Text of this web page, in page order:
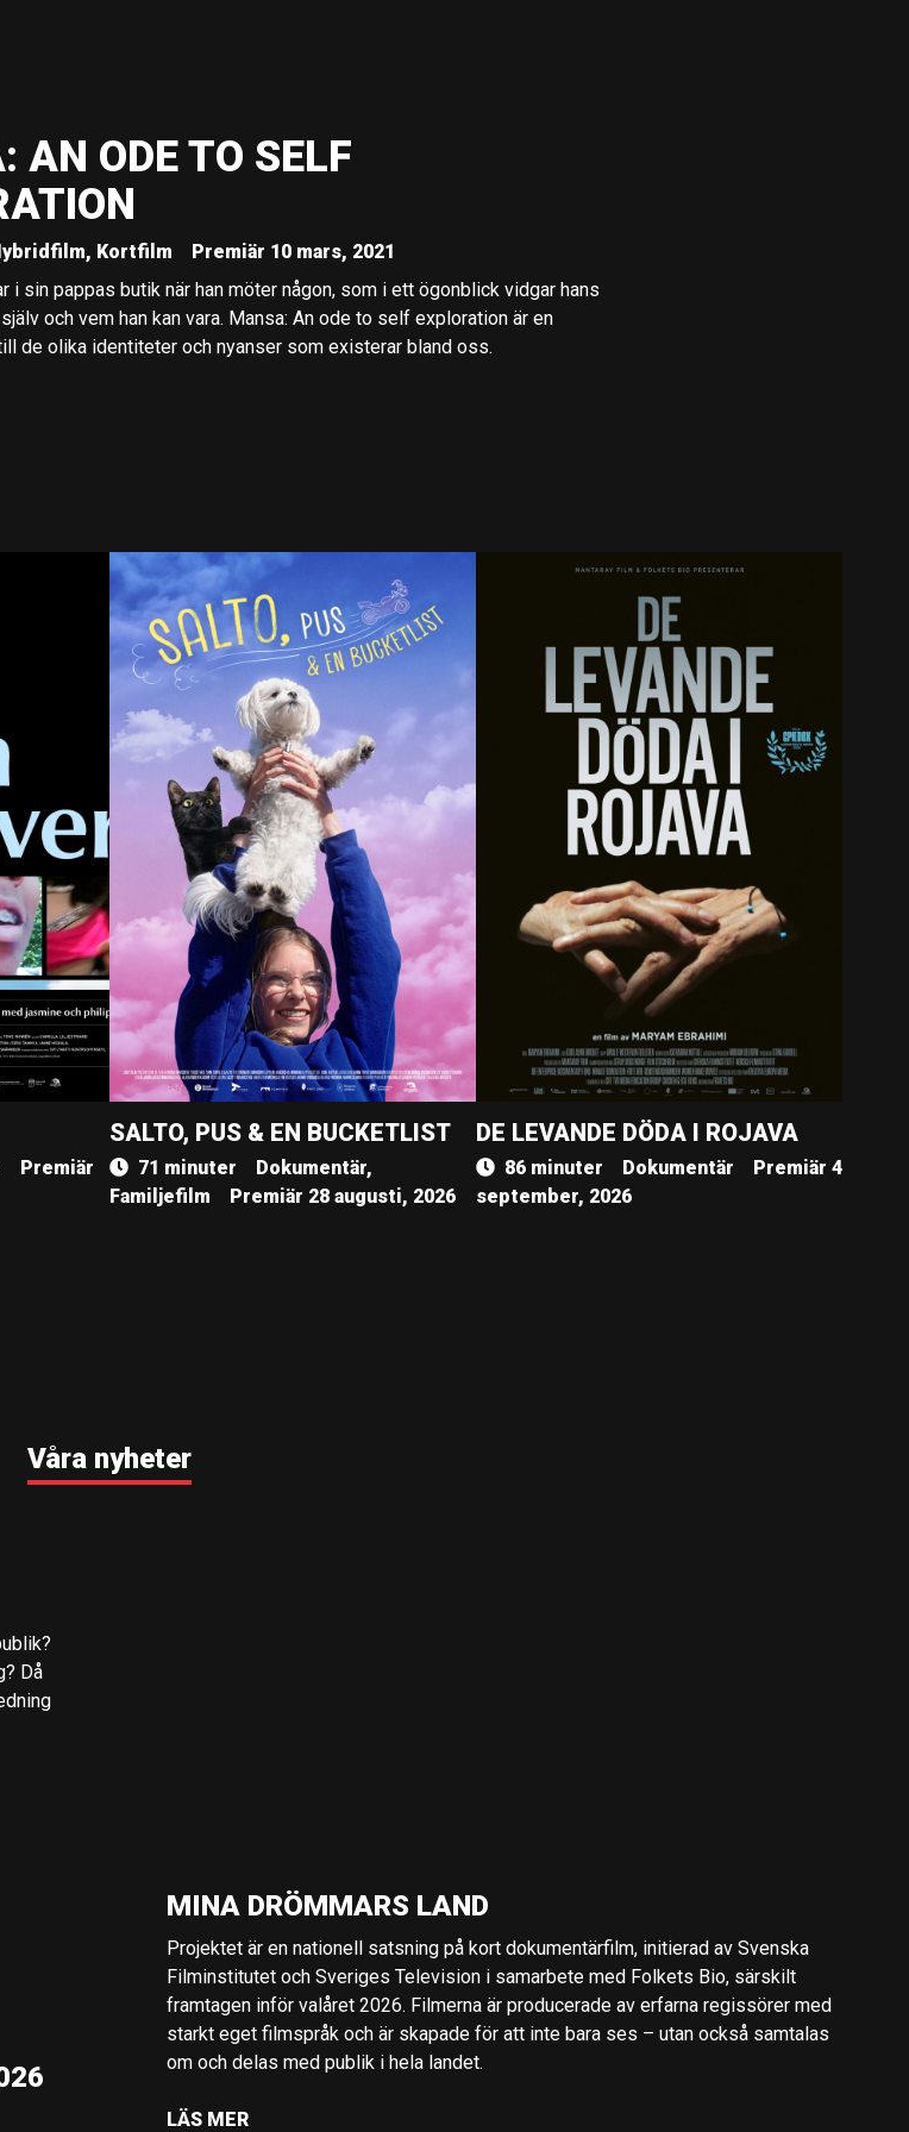
AN ODE TO SELF
Kortfilm
Premiär 10 mars, 2021
i sin pappas butik när han möter någon, som i ett ögonblick vidgar hans
och vem han kan vara. Mansa: An ode to self exploration är en
de olika identiteter och nyanser som existerar bland oss.
Premiär
SALTO, PUS & EN BUCKETLIST
71 minuter
Dokumentär,
Familjefilm
Premiär 28 augusti, 2026
DE LEVANDE DÖDA I ROJAVA
86 minuter Dokumentär
Premiär 4
september, 2026
Våra nyheter
Då
MINA DRÖMMARS LAND
Projektet är en nationell satsning på kort dokumentärfilm, initierad av Svenska
Filminstitutet och Sveriges Television i samarbete med Folkets Bio, särskilt
framtagen inför valåret 2026. Filmerna är producerade av erfarna regissörer med
starkt eget filmspråk och är skapade för att inte bara ses – utan också samtalas
om och delas med publik i hela landet.
LÄS MER